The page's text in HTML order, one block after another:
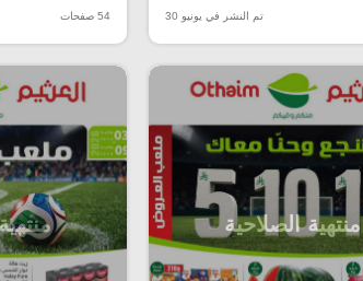
تم النشر في يونيو 30 54 صفحات
منتهية الصلاحية